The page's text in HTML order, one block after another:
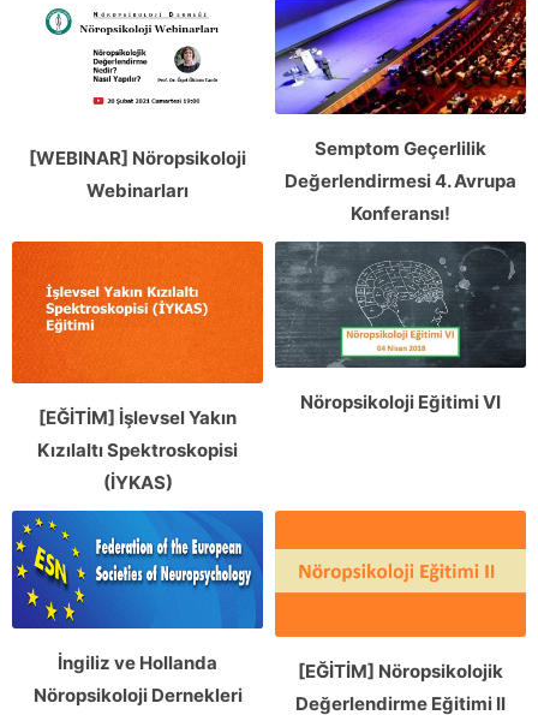
[WEBINAR] Nöropsikoloji
Webinarları
Semptom Geçerlilik
Değerlendirmesi 4. Avrupa
Konferansı!
[EĞİTİM] İşlevsel Yakın
Kızılaltı Spektroskopisi
(İYKAS)
Nöropsikoloji Eğitimi VI
İngiliz ve Hollanda
Nöropsikoloji Dernekleri
[EĞİTİM] Nöropsikolojik
Değerlendirme Eğitimi II